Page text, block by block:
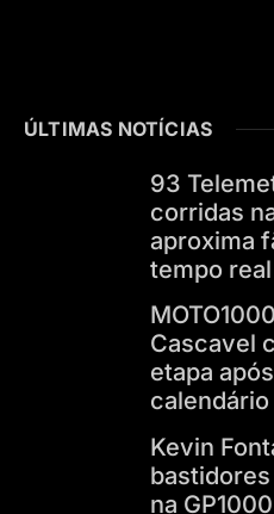
ÚLTIMAS NOTÍCIAS
93
corridas
aproxima
tempo real
Cascavel
etapa
calendário
Kevin
na